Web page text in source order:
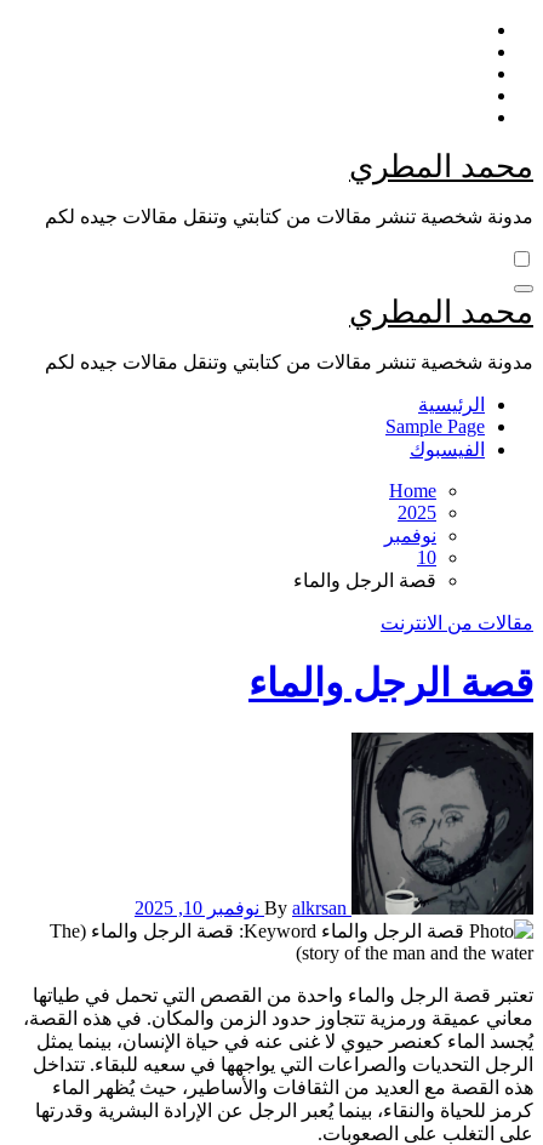
Skip
content
محمد المطري
مدونة شخصية تنشر مقالات من كتابتي وتنقل مقالات جيده لكم
محمد المطري
مدونة شخصية تنشر مقالات من كتابتي وتنقل مقالات جيده لكم
الرئيسية
Sample Page
الفيسبوك
Home
2025
نوفمبر
10
قصة الرجل والماء
مقالات من الانترنت
قصة الرجل والماء
By alkrsan نوفمبر 10, 2025
تعتبر قصة الرجل والماء واحدة من القصص التي تحمل في طياتها
معاني عميقة ورمزية تتجاوز حدود الزمن والمكان. في هذه القصة،
يُجسد الماء كعنصر حيوي لا غنى عنه في حياة الإنسان، بينما يمثل
الرجل التحديات والصراعات التي يواجهها في سعيه للبقاء. تتداخل
هذه القصة مع العديد من الثقافات والأساطير، حيث يُظهر الماء
كرمز للحياة والنقاء، بينما يُعبر الرجل عن الإرادة البشرية وقدرتها
على التغلب على الصعوبات.